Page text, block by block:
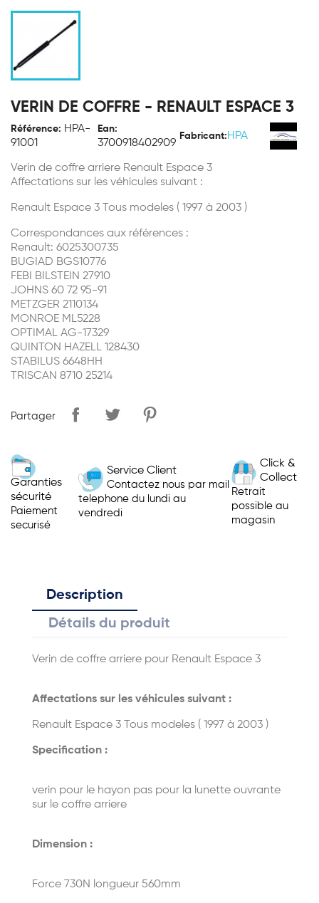
VERIN DE COFFRE - RENAULT ESPACE 3
Référence: HPA-
91001
Ean:
3700918402909
Fabricant: HPA
Verin de coffre arriere Renault Espace 3
Affectations sur les véhicules suivant :
Renault Espace 3 Tous modeles ( 1997 à 2003 )
Correspondances aux références :
Renault: 6025300735
BUGIAD BGS10776
FEBI BILSTEIN 27910
JOHNS 60 72 95-91
METZGER 2110134
MONROE ML5228
OPTIMAL AG-17329
QUINTON HAZELL 128430
STABILUS 6648HH
TRISCAN 8710 25214
Partager
Garanties
sécurité
Paiement
securisé
Service Client
Contactez nous par mail
telephone du lundi au
vendredi
Click &
Collect
Retrait
possible au
magasin
Description
Détails du produit
Verin de coffre arriere pour Renault Espace 3
Affectations sur les véhicules suivant :
Renault Espace 3 Tous modeles ( 1997 à 2003 )
Specification :
verin pour le hayon pas pour la lunette ouvrante
sur le coffre arriere
Dimension :
Force 730N longueur 560mm